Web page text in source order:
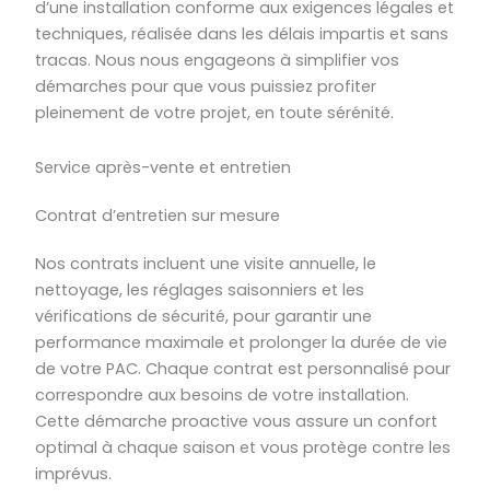
d’une installation conforme aux exigences légales et
techniques, réalisée dans les délais impartis et sans
tracas. Nous nous engageons à simplifier vos
démarches pour que vous puissiez profiter
pleinement de votre projet, en toute sérénité.
Service après-vente et entretien
Contrat d’entretien sur mesure
Nos contrats incluent une visite annuelle, le
nettoyage, les réglages saisonniers et les
vérifications de sécurité, pour garantir une
performance maximale et prolonger la durée de vie
de votre PAC. Chaque contrat est personnalisé pour
correspondre aux besoins de votre installation.
Cette démarche proactive vous assure un confort
optimal à chaque saison et vous protège contre les
imprévus.